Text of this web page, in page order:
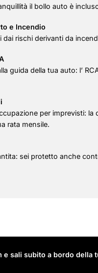
il bollo auto è
e Incendio
dai rischi derivanti da
guida della tua auto: l’
per imprevisti: la
rata mensile.
sei protetto anche
e sali subito a bordo della